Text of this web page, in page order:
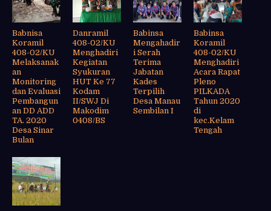
Babnisa
Koramil
408-02/KU
Melaksanak
an
Monitoring
dan Evaluasi
Pembangun
an DD ADD
TA. 2020
Desa Sinar
Bulan
Danramil
408-02/KU
Menghadiri
Kegiatan
Syukuran
HUT Ke 77
Kodam
II/SWJ Di
Makodim
0408/BS
Babinsa
Mengahadir
i Serah
Terima
Jabatan
Kades
Terpilih
Desa Manau
Sembilan I
Babinsa
Koramil
408-02/KU
Menghadiri
Acara Rapat
Pleno
PILKADA
Tahun 2020
di
kec.Kelam
Tengah